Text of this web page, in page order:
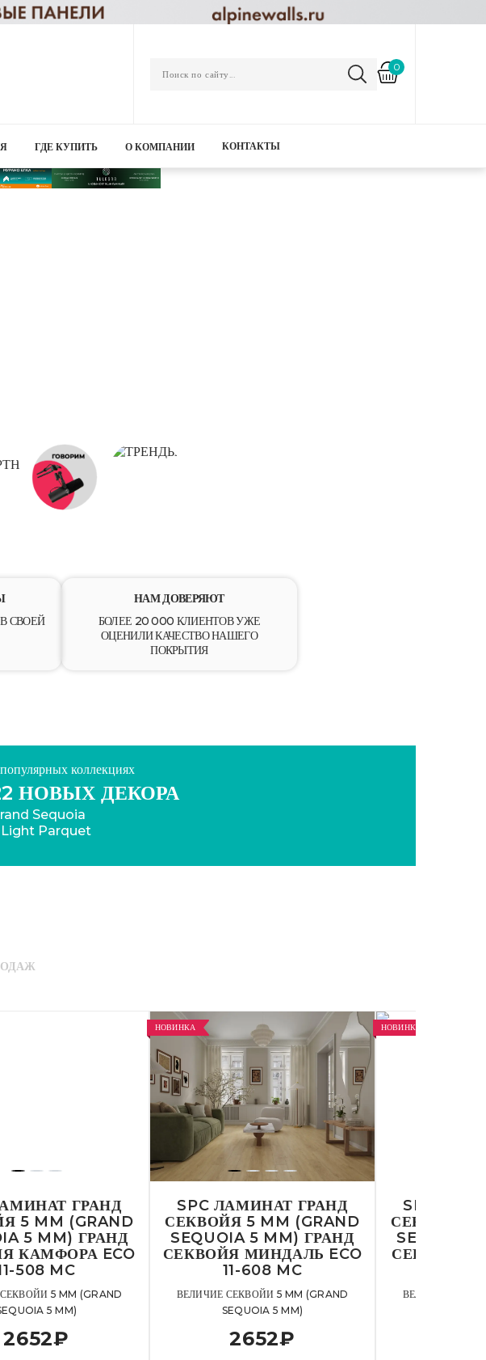
0
ГДЕ КУПИТЬ О КОМПАНИИ КОНТАКТЫ
СВОЕЙ
НАМ ДОВЕРЯЮТ
БОЛЕЕ 20 000 КЛИЕНТОВ УЖЕ
ОЦЕНИЛИ КАЧЕСТВО НАШЕГО
ПОКРЫТИЯ
коллекциях
НОВЫХ ДЕКОРА
Sequoia
Light Parquet
ГРАНД
5 MM (GRAND
5 MM) ГРАНД
КАМФОРА ECO
508 MC
5 MM (GRAND
5 MM)
2652₽
НОВИНКА
SPC ЛАМИНАТ ГРАНД
СЕКВОЙЯ 5 MM (GRAND
SEQUOIA 5 MM) ГРАНД
СЕКВОЙЯ МИНДАЛЬ ECO
11-608 MC
ВЕЛИЧИЕ СЕКВОЙИ 5 MM (GRAND
SEQUOIA 5 MM)
2652₽
НОВИНКА
SPC
СЕКВОЙЯ 5
SEQUOIA
СЕКВОЙЯ
ВЕЛИЧИЕ